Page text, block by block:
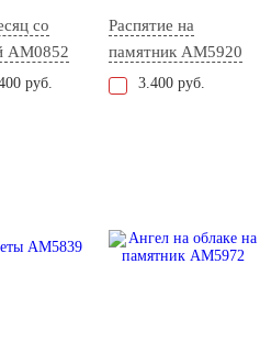
со
AM0852
руб.
Распятие на
памятник AM5920
3.400 руб.